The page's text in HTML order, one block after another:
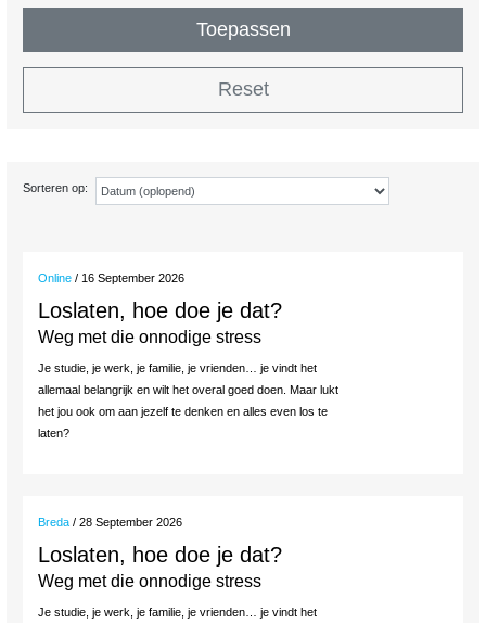
Toepassen
Reset
Sorteren op:
Online / 16 September 2026
Loslaten, hoe doe je dat?
Weg met die onnodige stress
Je studie, je werk, je familie, je vrienden… je vindt het
allemaal belangrijk en wilt het overal goed doen. Maar lukt
het jou ook om aan jezelf te denken en alles even los te
laten?
Breda / 28 September 2026
Loslaten, hoe doe je dat?
Weg met die onnodige stress
Je studie, je werk, je familie, je vrienden… je vindt het